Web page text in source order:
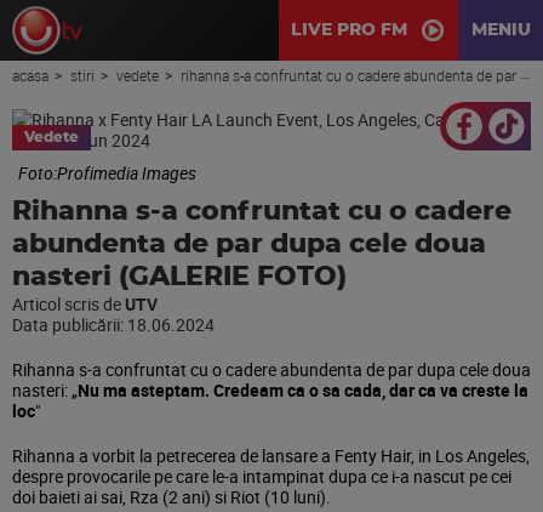
LIVE PRO FM MENIU
acasa stiri vedete rihanna s-a confruntat cu o cadere abundenta de par dupa cele doua nasteri (galerie foto)
Vedete
Foto:Profimedia Images
Rihanna s-a confruntat cu o cadere
abundenta de par dupa cele doua
nasteri (GALERIE FOTO)
Articol scris de UTV
Data publicării: 18.06.2024
Rihanna s-a confruntat cu o cadere abundenta de par dupa cele doua
nasteri: „Nu ma asteptam. Credeam ca o sa cada, dar ca va creste la
loc"
Rihanna a vorbit la petrecerea de lansare a Fenty Hair, in Los Angeles,
despre provocarile pe care le-a intampinat dupa ce i-a nascut pe cei
doi baieti ai sai, Rza (2 ani) si Riot (10 luni).